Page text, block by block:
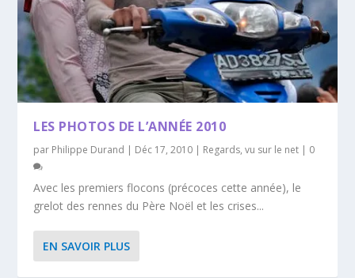
LES PHOTOS DE L’ANNÉE 2010
par Philippe Durand | Déc 17, 2010 | Regards,vu sur le net | 0
Avec les premiers flocons (précoces cette année), le
grelot des rennes du Père Noël et les crises...
EN SAVOIR PLUS